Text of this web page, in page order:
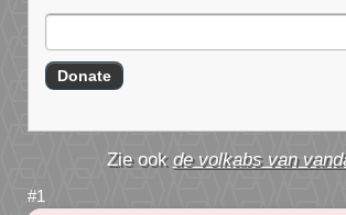
de volkabs van